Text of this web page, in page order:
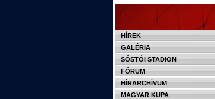
HÍREK
GALÉRIA
SÓSTÓI STADION
FÓRUM
HÍRARCHÍVUM
MAGYAR KUPA